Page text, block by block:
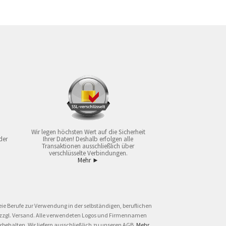
Wir legen höchsten Wert auf die Sicherheit
Ihrer Daten! Deshalb erfolgen alle
Transaktionen ausschließlich über
verschlüsselte Verbindungen.
Mehr ►
Berufe zur Verwendung in der selbständigen, beruflichen
Versand. Alle verwendeten Logos und Firmennamen